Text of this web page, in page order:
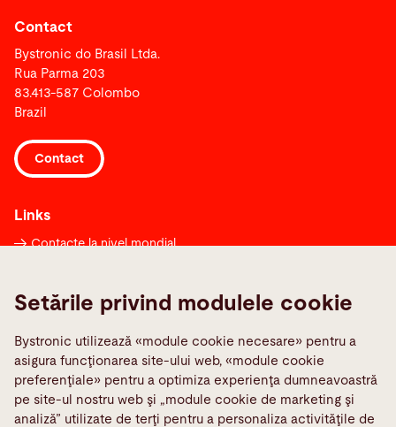
Contact
Bystronic do Brasil Ltda.
Rua Parma 203
83.413-587 Colombo
Brazil
Contact
Links
Contacte la nivel mondial
Media Center
TeamViewer
Social Media
Setările privind modulele cookie
Bystronic utilizează «module cookie necesare» pentru a
asigura funcţionarea site-ului web, «module cookie
preferenţiale» pentru a optimiza experienţa dumneavoastră
pe site-ul nostru web şi „module cookie de marketing şi
analiză” utilizate de terţi pentru a personaliza activităţile de